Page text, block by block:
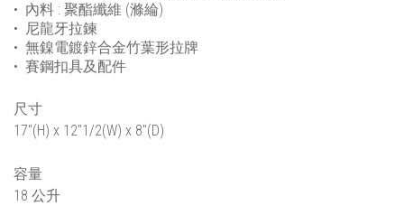
• 內料 : 聚酯纖維 (滌綸)
• 尼龍牙拉鍊
• 無鎳電鍍鋅合金竹葉形拉牌
• 賽鋼扣具及配件
尺寸
17"(H) x 12"1/2(W) x 8"(D)
容量
18 公升